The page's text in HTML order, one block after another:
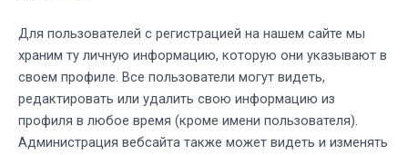
Для пользователей с регистрацией на нашем сайте мы
храним ту личную информацию, которую они указывают в
своем профиле. Все пользователи могут видеть,
редактировать или удалить свою информацию из
профиля в любое время (кроме имени пользователя).
Администрация вебсайта также может видеть и изменять